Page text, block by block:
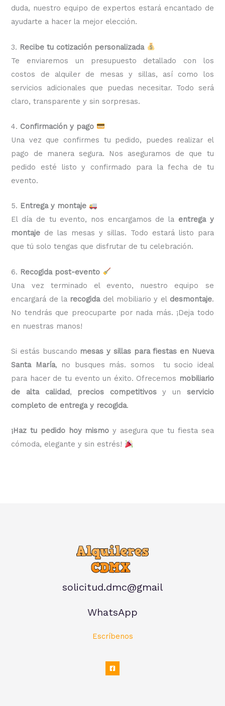
duda, nuestro equipo de expertos estará encantado de
ayudarte a hacer la mejor elección.
3. Recibe tu cotización personalizada
Te enviaremos un presupuesto detallado con los
costos de alquiler de mesas y sillas, así como los
servicios adicionales que puedas necesitar. Todo será
claro, transparente y sin sorpresas.
4. Confirmación y pago
Una vez que confirmes tu pedido, puedes realizar el
pago de manera segura. Nos aseguramos de que tu
pedido esté listo y confirmado para la fecha de tu
evento.
5. Entrega y montaje
El día de tu evento, nos encargamos de la entrega y
montaje de las mesas y sillas. Todo estará listo para
que tú solo tengas que disfrutar de tu celebración.
6. Recogida post-evento
Una vez terminado el evento, nuestro equipo se
encargará de la recogidadel mobiliario y el desmontaje.
No tendrás que preocuparte por nada más. ¡Deja todo
en nuestras manos!
Si estás buscando mesas y sillas para fiestas en Nueva
Santa María, no busques más. somos tu socio ideal
para hacer de tu evento un éxito. Ofrecemos mobiliario
de alta calidad, precios competitivosy un servicio
completo de entrega y recogida.
¡Haz tu pedido hoy mismo y asegura que tu fiesta sea
cómoda, elegante y sin estrés!
solicitud.dmc@gmail
WhatsApp
Escríbenos